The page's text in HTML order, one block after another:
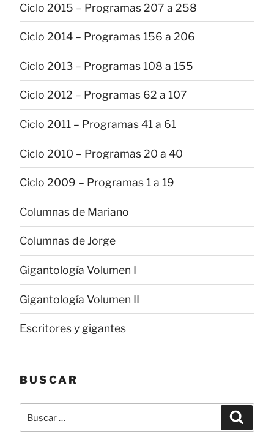
Ciclo 2015 – Programas 207 a 258
Ciclo 2014 – Programas 156 a 206
Ciclo 2013 – Programas 108 a 155
Ciclo 2012 – Programas 62 a 107
Ciclo 2011 – Programas 41 a 61
Ciclo 2010 – Programas 20 a 40
Ciclo 2009 – Programas 1 a 19
Columnas de Mariano
Columnas de Jorge
Gigantología Volumen I
Gigantología Volumen II
Escritores y gigantes
BUSCAR
Buscar